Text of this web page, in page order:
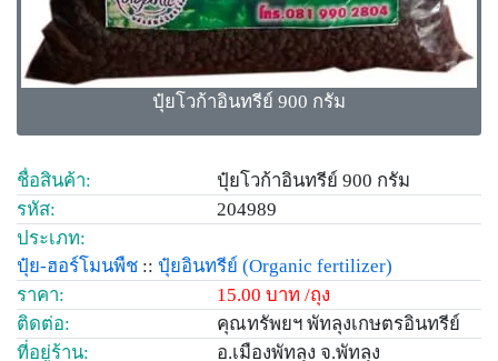
ปุ๋ยโวก้าอินทรีย์ 900 กรัม
ชื่อสินค้า:
ปุ๋ยโวก้าอินทรีย์ 900 กรัม
รหัส:
204989
ประเภท:
ปุ๋ย-ฮอร์โมนพืช :: ปุ๋ยอินทรีย์ (Organic fertilizer)
ราคา:
15.00 บาท /ถุง
ติดต่อ:
คุณทรัพยฯ พัทลุงเกษตรอินทรีย์
ที่อยู่ร้าน:
อ.เมืองพัทลุง จ.พัทลุง